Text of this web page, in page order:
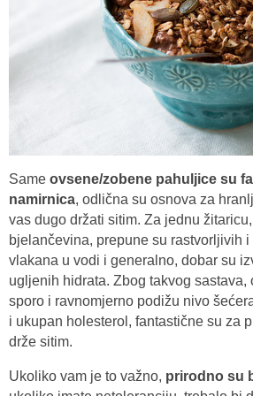
Same ovsene/zobene pahuljice su
namirnica, odlična su osnova za
vas dugo držati sitim. Za jednu
bjelančevina, prepune su rastvorljivih
vlakana u vodi i generalno, dobar su
ugljenih hidrata. Zbog takvog sastava,
sporo i ravnomjerno podižu nivo
i ukupan holesterol, fantastične su za
drže sitim.
Ukoliko vam je to važno, prirodno su